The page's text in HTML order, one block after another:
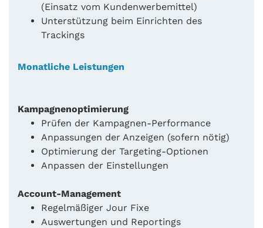
(Einsatz vom Kundenwerbemittel)
Unterstützung beim Einrichten des
Trackings
Monatliche Leistungen
Kampagnenoptimierung
Prüfen der Kampagnen-Performance
Anpassungen der Anzeigen (sofern nötig)
Optimierung der Targeting-Optionen
Anpassen der Einstellungen
Account-Management
Regelmäßiger Jour Fixe
Auswertungen und Reportings